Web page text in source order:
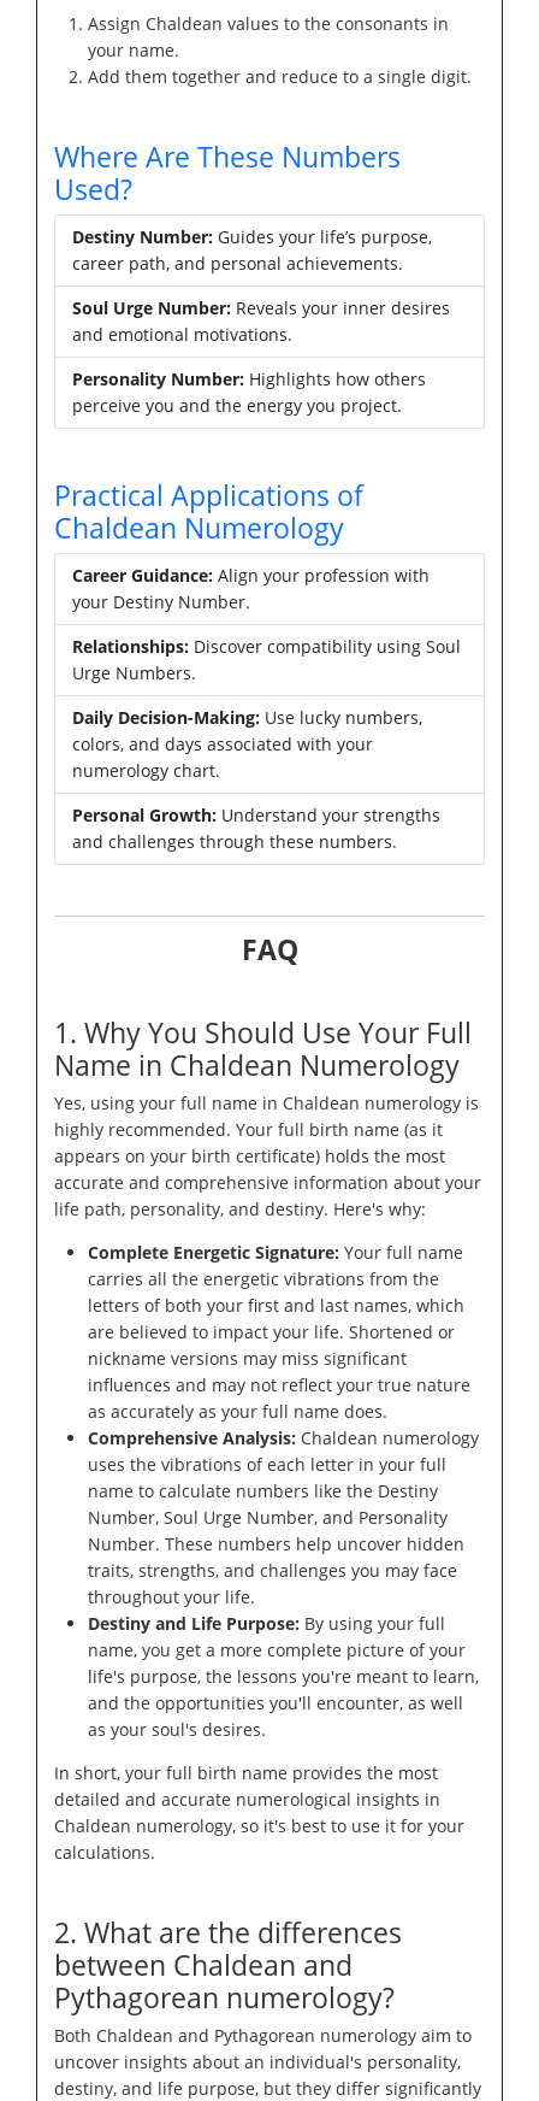
Assign Chaldean values to the consonants in
your name.
Add them together and reduce to a single digit.
Where Are These Numbers
Used?
Destiny Number: Guides your life’s purpose,
career path, and personal achievements.
Soul Urge Number: Reveals your inner desires
and emotional motivations.
Personality Number: Highlights how others
perceive you and the energy you project.
Practical Applications of
Chaldean Numerology
Career Guidance: Align your profession with
your Destiny Number.
Relationships: Discover compatibility using Soul
Urge Numbers.
Daily Decision-Making: Use lucky numbers,
colors, and days associated with your
numerology chart.
Personal Growth: Understand your strengths
and challenges through these numbers.
FAQ
1. Why You Should Use Your Full
Name in Chaldean Numerology
Yes, using your full name in Chaldean numerology is
highly recommended. Your full birth name (as it
appears on your birth certificate) holds the most
accurate and comprehensive information about your
life path, personality, and destiny. Here's why:
Complete Energetic Signature: Your full name
carries all the energetic vibrations from the
letters of both your first and last names, which
are believed to impact your life. Shortened or
nickname versions may miss significant
influences and may not reflect your true nature
as accurately as your full name does.
Comprehensive Analysis: Chaldean numerology
uses the vibrations of each letter in your full
name to calculate numbers like the Destiny
Number, Soul Urge Number, and Personality
Number. These numbers help uncover hidden
traits, strengths, and challenges you may face
throughout your life.
Destiny and Life Purpose: By using your full
name, you get a more complete picture of your
life's purpose, the lessons you're meant to learn,
and the opportunities you'll encounter, as well
as your soul's desires.
In short, your full birth name provides the most
detailed and accurate numerological insights in
Chaldean numerology, so it's best to use it for your
calculations.
2. What are the differences
between Chaldean and
Pythagorean numerology?
Both Chaldean and Pythagorean numerology aim to
uncover insights about an individual's personality,
destiny, and life purpose, but they differ significantly